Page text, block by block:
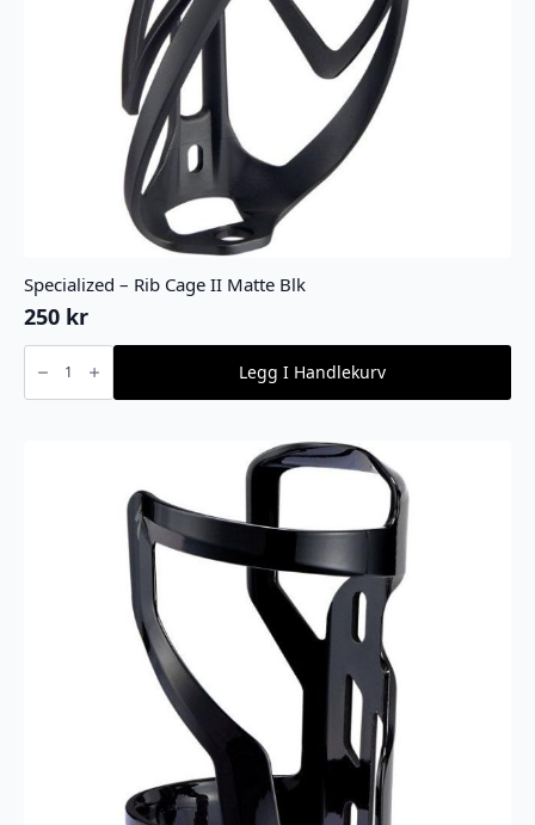
Specialized – Rib Cage II Matte Blk
250 kr
Specialized
Rib
Cage
Legg I Handlekurv